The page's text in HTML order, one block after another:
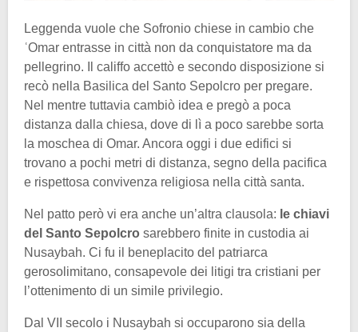
Leggenda vuole che Sofronio chiese in cambio che
ʿOmar entrasse in città non da conquistatore ma da
pellegrino. Il califfo accettò e secondo disposizione si
recò nella Basilica del Santo Sepolcro per pregare.
Nel mentre tuttavia cambiò idea e pregò a poca
distanza dalla chiesa, dove di lì a poco sarebbe sorta
la moschea di Omar. Ancora oggi i due edifici si
trovano a pochi metri di distanza, segno della pacifica
e rispettosa convivenza religiosa nella città santa.
Nel patto però vi era anche un’altra clausola: le chiavi
del Santo Sepolcro sarebbero finite in custodia ai
Nusaybah. Ci fu il beneplacito del patriarca
gerosolimitano, consapevole dei litigi tra cristiani per
l’ottenimento di un simile privilegio.
Dal VII secolo i Nusaybah si occuparono sia della